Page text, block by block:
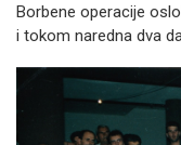
Borbene operacije
i tokom naredna dva